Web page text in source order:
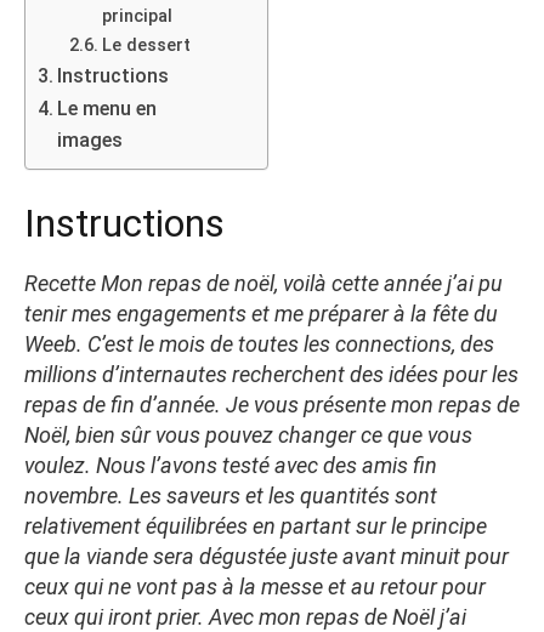
principal
Le dessert
Instructions
Le menu en
images
Instructions
Recette Mon repas de noël, voilà cette année j’ai pu
tenir mes engagements et me préparer à la fête du
Weeb. C’est le mois de toutes les connections, des
millions d’internautes recherchent des idées pour les
repas de fin d’année. Je vous présente mon repas de
Noël, bien sûr vous pouvez changer ce que vous
voulez. Nous l’avons testé avec des amis fin
novembre. Les saveurs et les quantités sont
relativement équilibrées en partant sur le principe
que la viande sera dégustée juste avant minuit pour
ceux qui ne vont pas à la messe et au retour pour
ceux qui iront prier. Avec mon repas de Noël j’ai